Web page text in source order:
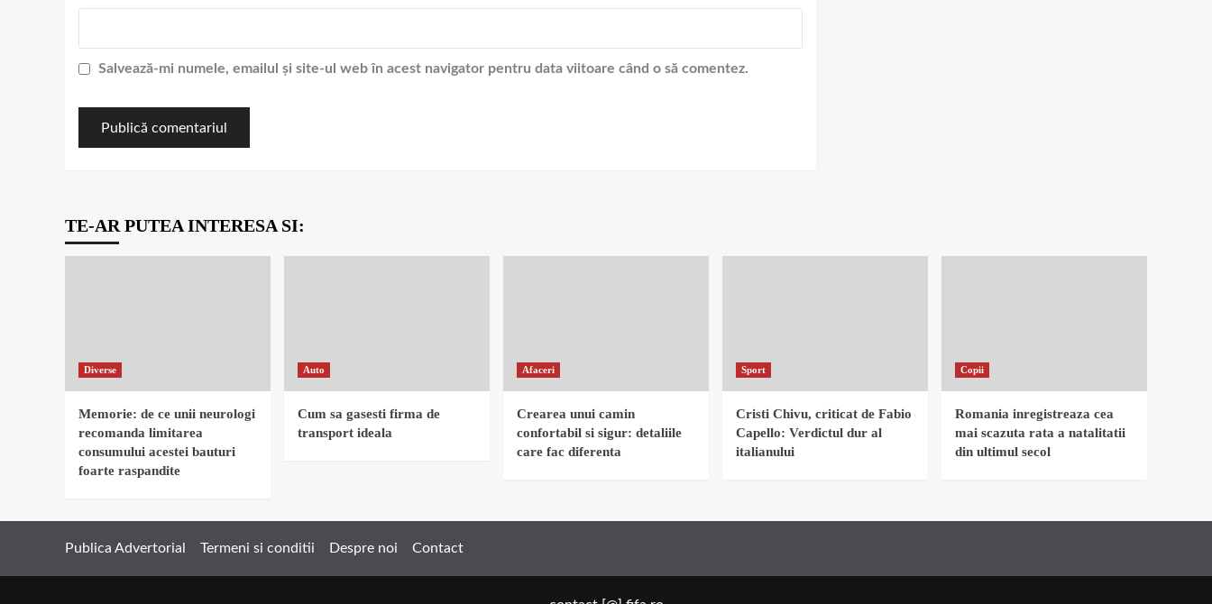
Salvează-mi numele, emailul și site-ul web în acest navigator pentru data viitoare când o să comentez.
TE-AR PUTEA INTERESA SI:
Diverse
Memorie: de ce unii neurologi
recomanda limitarea
consumului acestei bauturi
foarte raspandite
Auto
Cum sa gasesti firma de
transport ideala
Afaceri
Crearea unui camin
confortabil si sigur: detaliile
care fac diferenta
Sport
Cristi Chivu, criticat de Fabio
Capello: Verdictul dur al
italianului
Copii
Romania inregistreaza cea
mai scazuta rata a natalitatii
din ultimul secol
Publica Advertorial Termeni si conditii Despre noi Contact